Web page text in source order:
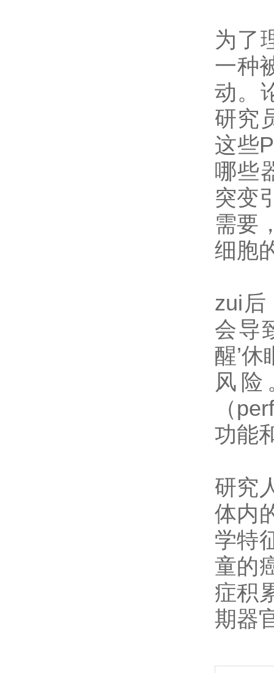
为了
一种
动。
研究
这些
哪些
突变
需要
细胞
zui后
会导
醒’
风
（
功能
研究
体内
学特
童的
症积
期器